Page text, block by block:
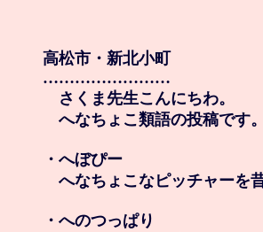
高松市・新北小町
……………………
さくま先生こんにちわ。
へなちょこ類語の投稿です。
・へぼぴー
へなちょこなピッチャーを
・へのつっぱり